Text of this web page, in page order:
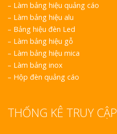
– Làm bảng hiệu quảng cáo
– Làm bảng hiệu alu
– Bảng hiệu đèn Led
– Làm bảng hiệu gỗ
– Làm bảng hiệu mica
– Làm bảng inox
– Hộp đèn quảng cáo
THỐNG KÊ TRUY CẬP